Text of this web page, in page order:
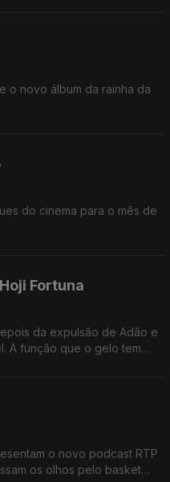
o novo álbum da rainha da
do cinema para o mês de
Fortuna
da expulsão de Adão e
A função que o gelo tem
o novo podcast RTP
os olhos pelo basket